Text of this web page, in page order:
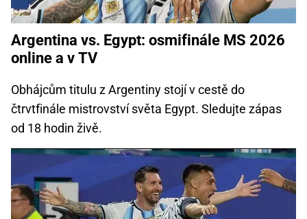
Argentina vs. Egypt: osmifinále MS 2026
online a v TV
Obhájcům titulu z Argentiny stojí v cestě do
čtrvtfinále mistrovství světa Egypt. Sledujte zápas
od 18 hodin živě.